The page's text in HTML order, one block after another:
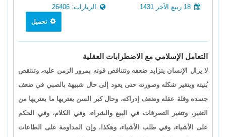
الزيارات: 26406
تحميل
التعامل الإسلامي مع الاضطرابات العقلية
لا يزال الإنسان يتزايد ضعفه وتتناقص قوته بمرور الزمن عليه، وتنتقص
بُنيته ويتغير شكله وصورته حتى يعود إلى حال شبيهة بالصبي في ضعف
جسده وقلة عقله وضعف إدراكه، وحال كبر السن يعتريها ما يعتريها من
التغير، وتتغير التصرفات في البيع والشراء، وفي الكلام، وفي الحكم
على الأشياء، وفي طلب الأشياء، وهكذا. وإن المداومة على الطاعات